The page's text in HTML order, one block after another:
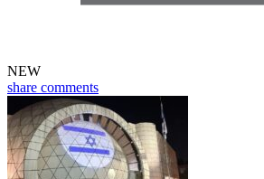
NEW
share comments